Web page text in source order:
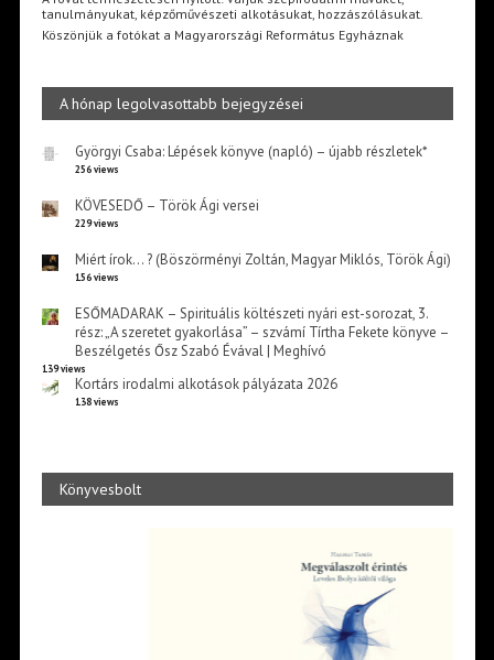
tanulmányukat, képzőművészeti alkotásukat, hozzászólásukat.
Köszönjük a fotókat a Magyarországi Református Egyháznak
A hónap legolvasottabb bejegyzései
Györgyi Csaba: Lépések könyve (napló) – újabb részletek*
256 views
KÖVESEDŐ – Török Ági versei
229 views
Miért írok… ? (Böszörményi Zoltán, Magyar Miklós, Török Ági)
156 views
ESŐMADARAK – Spirituális költészeti nyári est-sorozat, 3.
rész: „A szeretet gyakorlása” – szvámí Tírtha Fekete könyve –
Beszélgetés Ősz Szabó Évával | Meghívó
139 views
Kortárs irodalmi alkotások pályázata 2026
138 views
Könyvesbolt